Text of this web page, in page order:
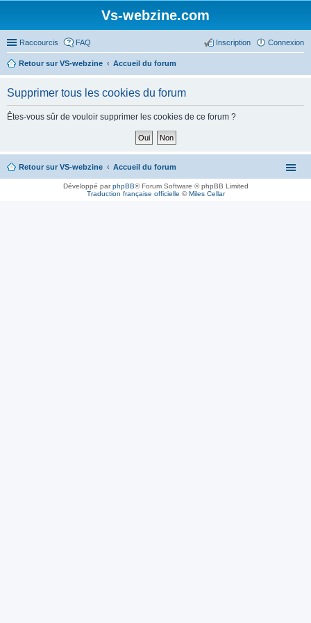
Vs-webzine.com
Raccourcis FAQ Connexion
Inscription
Retour sur VS-webzine Accueil du forum
Supprimer tous les cookies du forum
Êtes-vous sûr de vouloir supprimer les cookies de ce forum ?
Retour sur VS-webzine Accueil du forum
Développé parphpBB® Forum Software © phpBB Limited
Traduction française officielle ©Miles Cellar